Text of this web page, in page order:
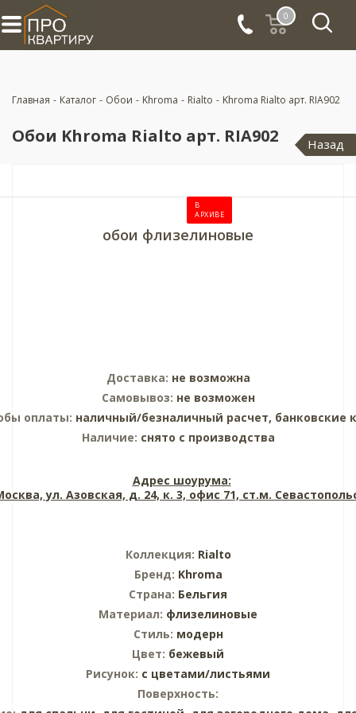
0
Главная - Каталог - Обои - Khroma - Rialto - Khroma Rialto арт. RIA902
Обои Khroma Rialto арт. RIA902 Назад
В
АРХИВЕ
обои флизелиновые
Доставка: не возможна
Самовывоз: не возможен
оплаты: наличный/безналичный расчет, банковские
Наличие: снято с производства
Адрес шоурума:
ул. Азовская, д. 24, к. 3, офис 71, ст.м.
Коллекция: Rialto
Бренд: Khroma
Страна: Бельгия
Материал: флизелиновые
Стиль: модерн
Цвет: бежевый
Рисунок: с цветами/листьями
Поверхность: